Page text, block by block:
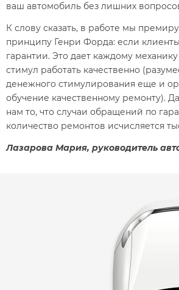
ваш автомобиль без лишних
К слову сказать, в работе мы
принципу Генри Форда: если
гарантии. Это дает каждому
стимул работать качественно
денежного стимулирования еще и
обучение качественному ремонту).
нам то, что случаи обращений по
количество ремонтов исчисляется
Лазарова Мария, руководитель